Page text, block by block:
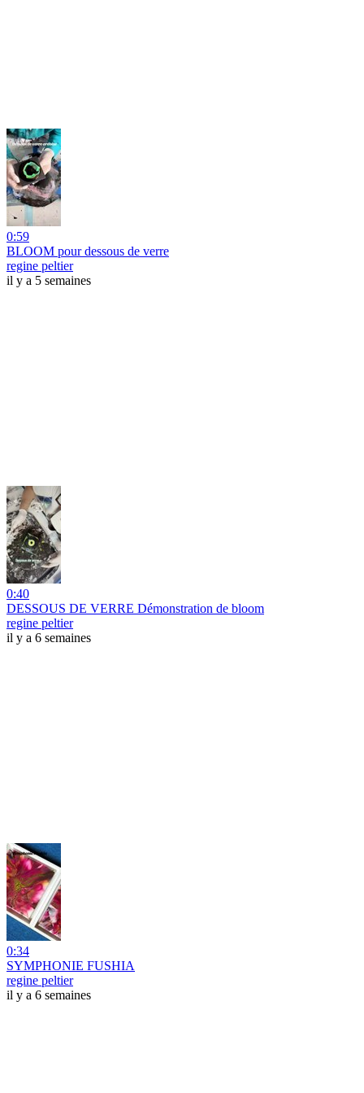
0:59
BLOOM pour dessous de verre
regine peltier
il y a 5 semaines
0:40
DESSOUS DE VERRE Démonstration de bloom
regine peltier
il y a 6 semaines
0:34
SYMPHONIE FUSHIA
regine peltier
il y a 6 semaines